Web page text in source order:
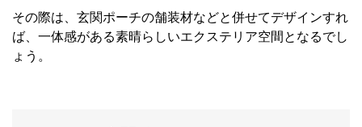
その際は、玄関ポーチの舗装材などと併せてデザインすれ
ば、一体感がある素晴らしいエクステリア空間となるでし
ょう。